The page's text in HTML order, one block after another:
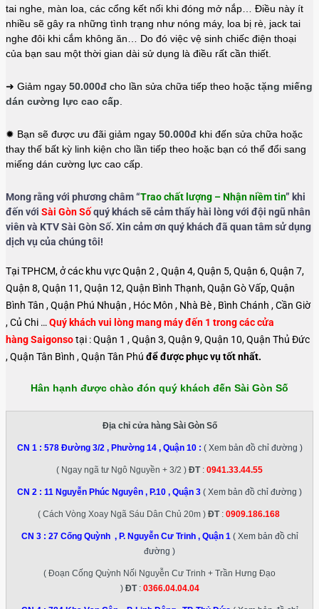
tai nghe, màn loa, các cổng kết nối khi đóng mở nắp… Điều này ít
nhiều sẽ gây ra những tình trạng như nóng máy, loa bị rè, jack tai
nghe đôi khi cắm không ăn… Do đó việc vệ sinh chiếc điện thoại
của bạn sau một thời gian dài sử dụng là điều rất cần thiết.
➜ Giảm ngay 50.000đ cho lần sửa chữa tiếp theo hoặc tặng miếng
dán cường lực cao cấp
✹ Bạn sẽ được ưu đãi giảm ngay 50.000đ khi đến sửa chữa hoặc
thay thế bất kỳ linh kiện cho lần tiếp theo hoặc bạn có thể đổi sang
miếng dán cường lực cao cấp.
Mong rằng với phương châm “Trao chất lượng – Nhận niềm tin” khi
đến với Sài Gòn Sốquý khách sẽ cảm thấy hài lòng với đội ngũ nhân
viên và KTV Sài Gòn Số. Xin cảm ơn quý khách đã quan tâm sử dụng
dịch vụ của chúng tôi!
Tại TPHCM, ở các khu vực Quận 2 , Quận 4, Quận 5, Quận 6, Quận 7,
Quận 8, Quận 11, Quận 12, Quận Bình Thạnh, Quận Gò Vấp, Quận
Bình Tân , Quận Phú Nhuận , Hóc Môn , Nhà Bè , Bình Chánh , Cần Giờ
, Củ Chi …Quý khách vui lòng mang máy đến 1 trong các cửa
hàng Saigonsotại : Quận 1 , Quận 3, Quận 9, Quận 10, Quận Thủ Đức
, Quận Tân Bình , Quận Tân Phú để được phục vụ tốt nhất.
Hân hạnh được chào đón quý khách đến Sài Gòn Số
Địa chỉ cửa hàng Sài Gòn Số
CN 1 : 578 Đường 3/2 , Phường 14 , Quận 10: ( Xem bản đồ chỉ đường )
( Ngay ngã tư Ngô Nguyền + 3/2 ) ĐT: 0941.33.44.55
CN 2 : 11 Nguyễn Phúc Nguyên , P.10 , Quận 3 ( Xem bản đồ chỉ đường )
( Cách Vòng Xoay Ngã Sáu Dân Chủ 20m ) ĐT: 0909.186.168
CN 3 : 27 Cống Quỳnh , P. Nguyễn Cư Trinh , Quận 1 ( Xem bản đồ chỉ
đường )
( Đoạn Cống Quỳnh Nối Nguyễn Cư Trinh + Trần Hưng Đạo
) ĐT: 0366.04.04.04